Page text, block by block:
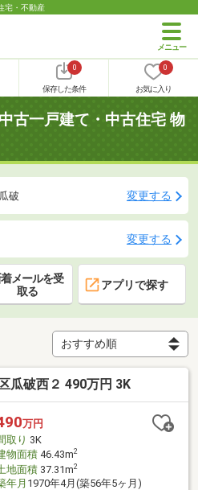
宅・不動産
0
保存した条件
0
お気に入り
古一戸建て・中古住宅 物
破 変更する
変更する
メールを受
取る
アプリで探す
瓜破西２ 490万円 3K
万円
取り 3K
物面積46.43m2
地面積37.31m2
年月 1970年4月(築56年5ヶ月)